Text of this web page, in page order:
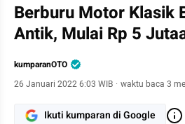
Berburu Motor Klasik
Antik, Mulai Rp 5
kumparanOTO
26 Januari 2022 6:03 WIB · waktu baca 3
Ikuti kumparan di Google